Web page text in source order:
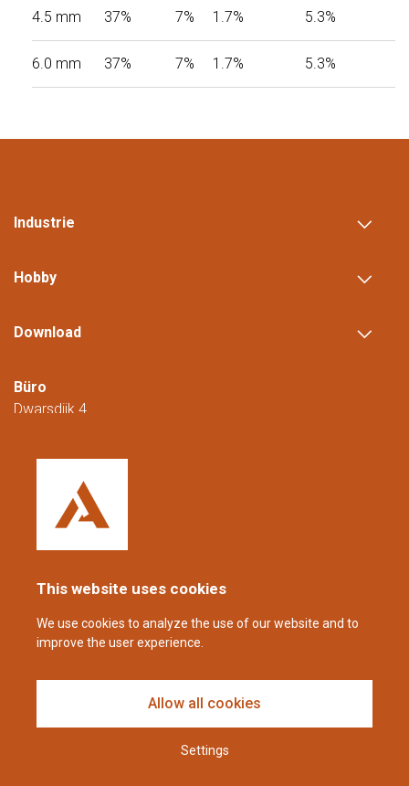
This website uses cookies
We use cookies to analyze the use of our website and to
improve the user experience.
Allow all cookies
Settings
4.5 mm 37% 7% 1.7% 5.3%
6.0 mm 37% 7% 1.7% 5.3%
Industrie
Hobby
Download
Büro
Dwarsdijk 4
Niederlande
+31 (0)88 23 42 200
08:00 bis 16:00 Uhr (CET/CEST).
coppens@alltech.com
Follow us
Haftungsausschluss und Datenschutzerklärung